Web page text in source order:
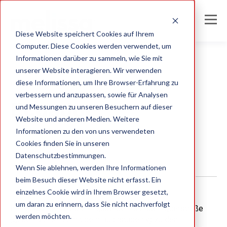
Diese Website speichert Cookies auf Ihrem
Computer. Diese Cookies werden verwendet, um
Informationen darüber zu sammeln, wie Sie mit
unserer Website interagieren. Wir verwenden
diese Informationen, um Ihre Browser-Erfahrung zu
verbessern und anzupassen, sowie für Analysen
und Messungen zu unseren Besuchern auf dieser
Website und anderen Medien. Weitere
Informationen zu den von uns verwendeten
Cookies finden Sie in unseren
Datenschutzbestimmungen.
Wenn Sie ablehnen, werden Ihre Informationen
beim Besuch dieser Website nicht erfasst. Ein
einzelnes Cookie wird in Ihrem Browser gesetzt,
um daran zu erinnern, dass Sie nicht nachverfolgt
werden möchten.
international address formats
Ecuador
In Ecuador gehört die Angabe der nächsten Querstraße
(gekennzeichnet mit dem Buchstaben y) zu den